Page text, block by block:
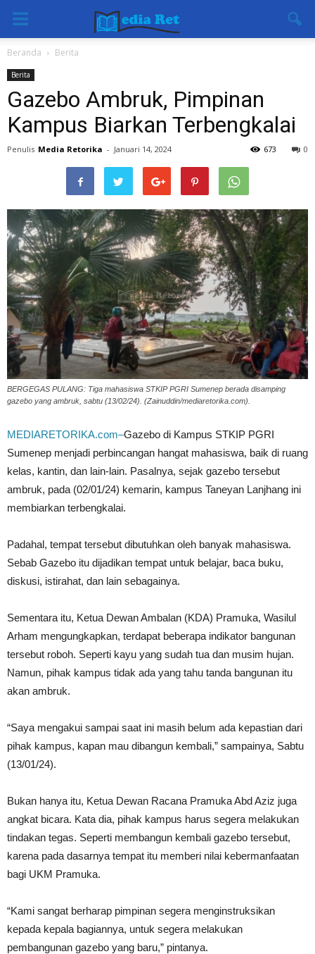
Beranda Berita
Berita
Gazebo Ambruk, Pimpinan
Kampus Biarkan Terbengkalai
Penulis Media Retorika - Januari 14, 2024 0
673
BERGEGAS PULANG: Tiga mahasiswa STKIP PGRI Sumenep berada disamping
gazebo yang ambruk, sabtu (13/02/24). (Zainuddin/mediaretorika.com).
MEDIARETORIKA.com–Gazebo di Kampus STKIP PGRI
Sumenep menjadi perbincangan hangat mahasiswa, baik di ruang
kelas, kantin, dan lain-lain. Pasalnya, sejak gazebo tersebut
ambruk, pada (02/01/24) kemarin, kampus Taneyan Lanjhang ini
membiarkan terbengkalai.
Padahal, tempat tersebut dibutuhkan oleh banyak mahasiswa.
Sebab Gazebo itu dijadikan tempat untuk belajar, baca buku,
diskusi, istirahat, dan lain sebagainya.
Sementara itu, Ketua Dewan Ambalan (KDA) Pramuka, Wasilul
Arham mengungkapkan, terdapat beberapa indikator bangunan
tersebut roboh. Seperti kayu yang sudah tua dan musim hujan.
Namun, pihak kampus tidak ada yang tahu tanda bangunan itu
akan ambruk.
“Saya mengakui sampai saat ini masih belum ada kepastian dari
pihak kampus, kapan mau dibangun kembali,” sampainya, Sabtu
(13/01/24).
Bukan hanya itu, Ketua Dewan Racana Pramuka Abd Aziz juga
angkat bicara. Kata dia, pihak kampus harus segera melakukan
tindakan tegas. Seperti membangun kembali gazebo tersebut,
karena pada dasarnya tempat itu memberi nilai kebermanfaatan
bagi UKM Pramuka.
“Kami sangat berharap pimpinan segera menginstruksikan
kepada kepala bagiannya, untuk segera melakukan
pembangunan gazebo yang baru,” pintanya.